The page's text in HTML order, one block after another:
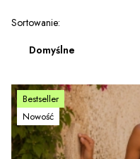
Lista produktów
Sortowanie:
Domyślne
Bestseller
Nowość